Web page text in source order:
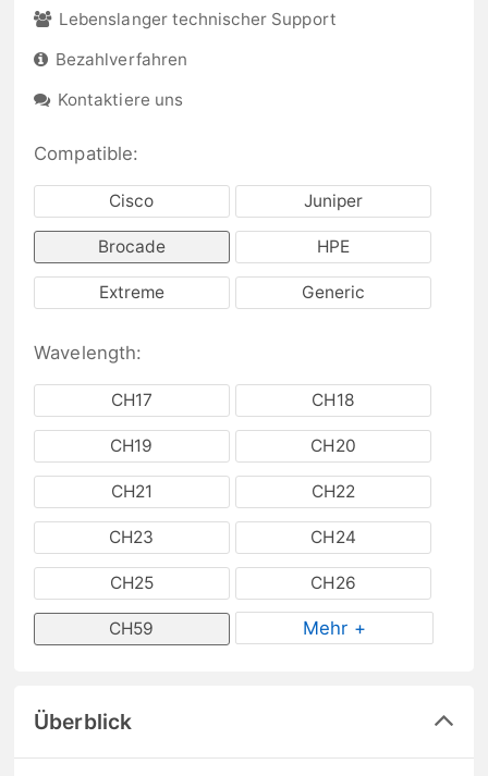
Lebenslanger technischer Support
Bezahlverfahren
Kontaktiere uns
Compatible:
Cisco Juniper
Brocade HPE
Extreme Generic
Wavelength:
CH17 CH18
CH19 CH20
CH21 CH22
CH23 CH24
CH25 CH26
CH59 Mehr +
Überblick